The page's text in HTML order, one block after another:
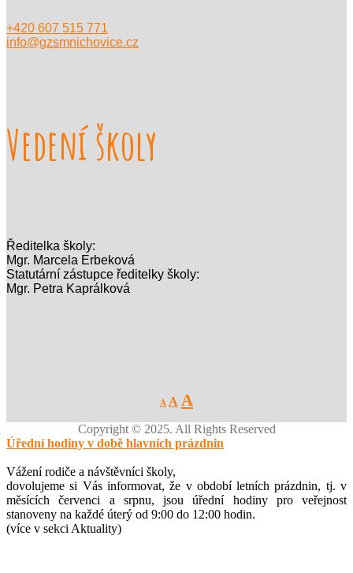
+420 607 515 771
info@gzsmnichovice.cz
Vedení školy
Ředitelka školy:
Mgr. Marcela Erbeková
Statutární zástupce ředitelky školy:
Mgr. Petra Kaprálková
A
Decrease
font
A Reset
font
size.
A
font
size.
Copyright © 2025. All Rights Reserved
Úřední hodiny v době hlavních prázdnin
Vážení rodiče a návštěvníci školy,
dovolujeme si Vás informovat, že v období letních prázdnin, tj. v
měsících červenci a srpnu, jsou úřední hodiny pro veřejnost
stanoveny na každé úterý od 9:00 do 12:00 hodin.
(více v sekci Aktuality)